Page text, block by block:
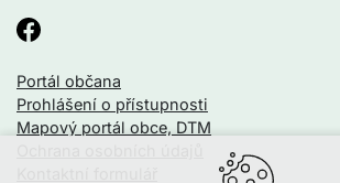
Portál občana
Prohlášení o přístupnosti
Mapový portál obce, DTM